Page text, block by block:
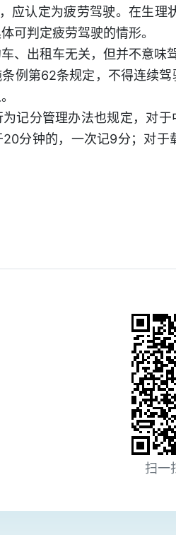
应认定为疲劳驾驶。在生
可判定疲劳驾驶的情形。
、出租车无关，但并不意味
例第62条规定，不得连续
记分管理办法也规定，对
分钟的，一次记9分；对
扫一